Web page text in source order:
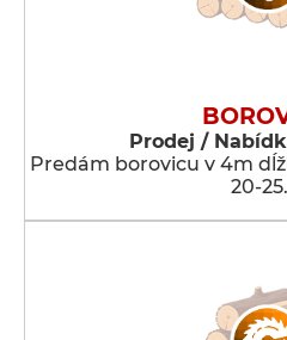
Prodej /
Predám borovicu v 4m
20-